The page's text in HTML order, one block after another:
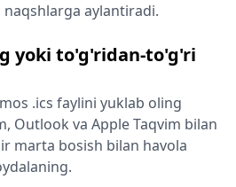
aylantiradi.
yoki to'g'ridan-to'g'ri
.ics faylini yuklab oling
Outlook va Apple Taqvim bilan
marta bosish bilan havola